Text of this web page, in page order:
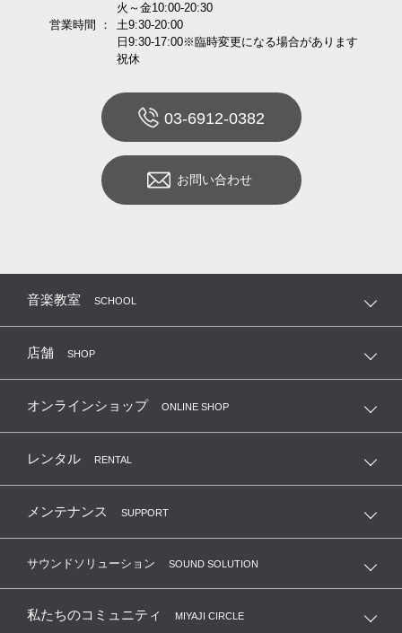
営業時間 ：
火～金10:00-20:30
土9:30-20:00
日9:30-17:00※臨時変更になる場合があります
祝休
03-6912-0382
お問い合わせ
音楽教室 SCHOOL
店舗 SHOP
オンラインショップ ONLINE SHOP
レンタル RENTAL
メンテナンス SUPPORT
サウンドソリューション SOUND SOLUTION
私たちのコミュニティ MIYAJI CIRCLE